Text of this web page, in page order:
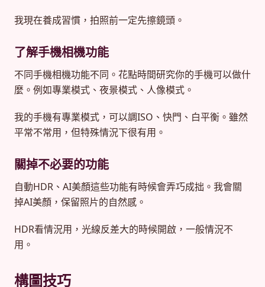
我現在養成習慣，拍照前一定先擦鏡頭。
了解手機相機功能
不同手機相機功能不同。花點時間研究你的手機可以做什
麼。例如專業模式、夜景模式、人像模式。
我的手機有專業模式，可以調ISO、快門、白平衡。雖然
平常不常用，但特殊情況下很有用。
關掉不必要的功能
自動HDR、AI美顏這些功能有時候會弄巧成拙。我會關
掉AI美顏，保留照片的自然感。
HDR看情況用，光線反差大的時候開啟，一般情況不
用。
構圖技巧